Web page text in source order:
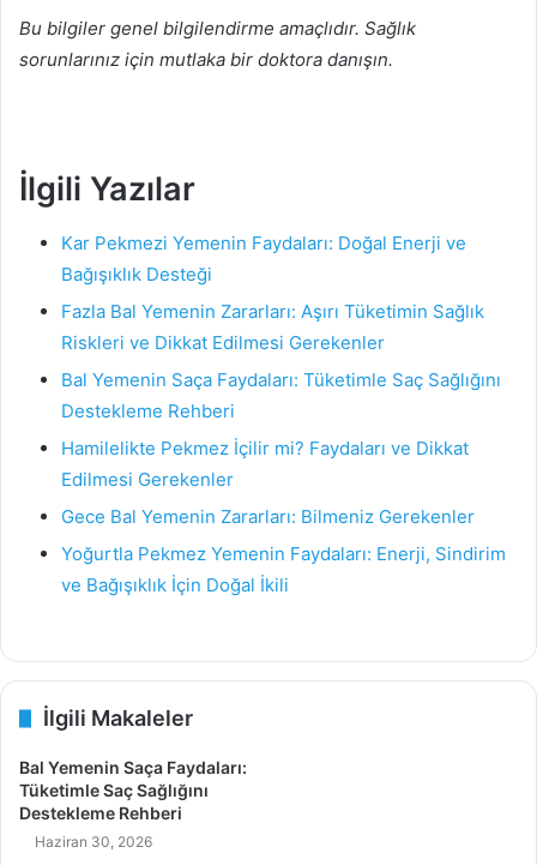
Bu bilgiler genel bilgilendirme amaçlıdır. Sağlık
sorunlarınız için mutlaka bir doktora danışın.
İlgili Yazılar
Kar Pekmezi Yemenin Faydaları: Doğal Enerji ve
Bağışıklık Desteği
Fazla Bal Yemenin Zararları: Aşırı Tüketimin Sağlık
Riskleri ve Dikkat Edilmesi Gerekenler
Bal Yemenin Saça Faydaları: Tüketimle Saç Sağlığını
Destekleme Rehberi
Hamilelikte Pekmez İçilir mi? Faydaları ve Dikkat
Edilmesi Gerekenler
Gece Bal Yemenin Zararları: Bilmeniz Gerekenler
Yoğurtla Pekmez Yemenin Faydaları: Enerji, Sindirim
ve Bağışıklık İçin Doğal İkili
İlgili Makaleler
Bal Yemenin Saça Faydaları:
Tüketimle Saç Sağlığını
Destekleme Rehberi
Haziran 30, 2026